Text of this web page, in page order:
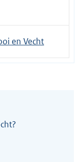
en Vecht